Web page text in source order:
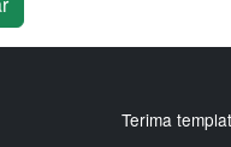
Terima